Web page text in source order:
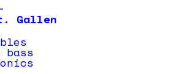
Gallen
bass